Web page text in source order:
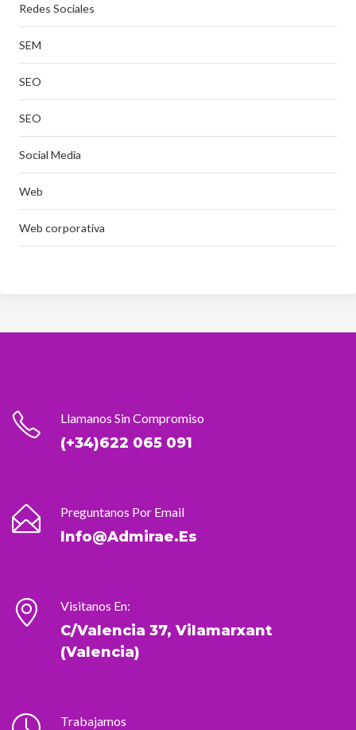
Redes Sociales
SEM
SEO
SEO
Social Media
Web
Web corporativa
Llamanos Sin Compromiso
(+34)622 065 091
Preguntanos Por Email
Info@admirae.es
Visitanos En:
C/Valencia 37, Vilamarxant
(Valencia)
Trabajamos